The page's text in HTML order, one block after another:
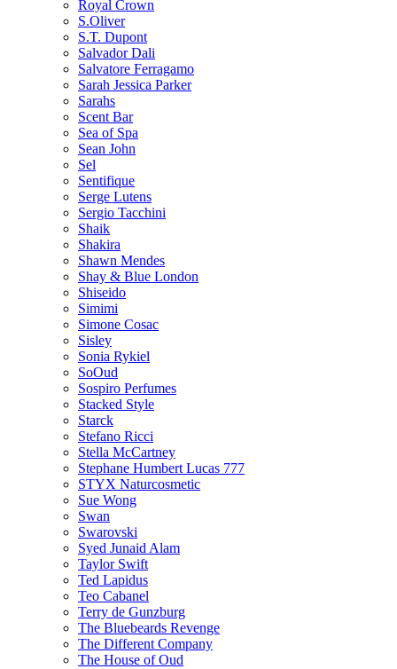
Royal Crown
S.Oliver
S.T. Dupont
Salvador Dali
Salvatore Ferragamo
Sarah Jessica Parker
Sarahs
Scent Bar
Sea of Spa
Sean John
Sel
Sentifique
Serge Lutens
Sergio Tacchini
Shaik
Shakira
Shawn Mendes
Shay & Blue London
Shiseido
Simimi
Simone Cosac
Sisley
Sonia Rykiel
SoOud
Sospiro Perfumes
Stacked Style
Starck
Stefano Ricci
Stella McCartney
Stephane Humbert Lucas 777
STYX Naturсosmetic
Sue Wong
Swan
Swarovski
Syed Junaid Alam
Taylor Swift
Ted Lapidus
Teo Cabanel
Terry de Gunzburg
The Bluebeards Revenge
The Different Company
The House of Oud